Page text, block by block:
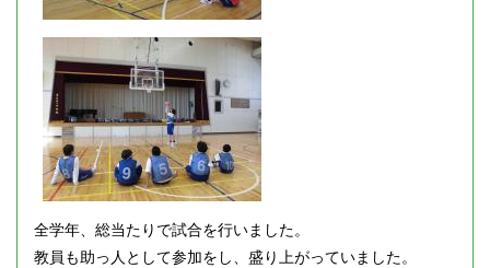
全学年、総当たりで試合を行いました。
教員も助っ人として参加をし、盛り上がっていました。